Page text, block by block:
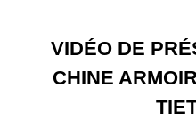
VIDÉO DE
CHINE